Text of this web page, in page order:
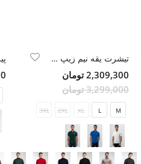
تیشرت یقه نیم زیپ سوزنی ساده
2,309,300 تومان
3,299,000 تومان
M
L
XL
2XL
3XL